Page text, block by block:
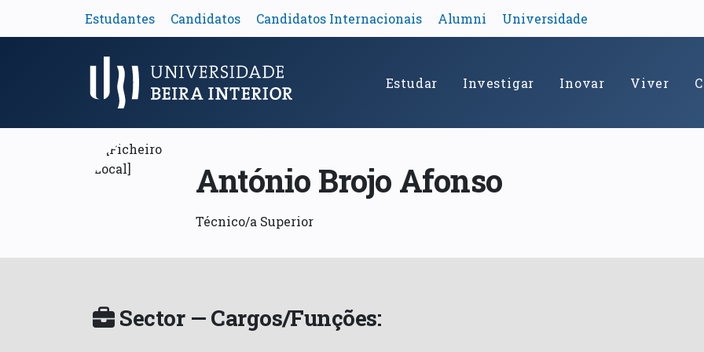
Estudantes Candidatos Candidatos Internacionais Alumni Universidade
Menu Principal Estudar Investigar Inovar Viver
António Brojo Afonso
Técnico/a Superior
Sector — Cargos/Funções: